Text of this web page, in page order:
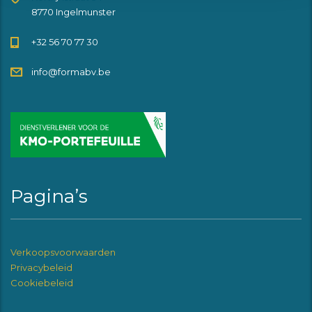
8770 Ingelmunster
+32 56 70 77 30
info@formabv.be
Pagina’s
Verkoopsvoorwaarden
Privacybeleid
Cookiebeleid